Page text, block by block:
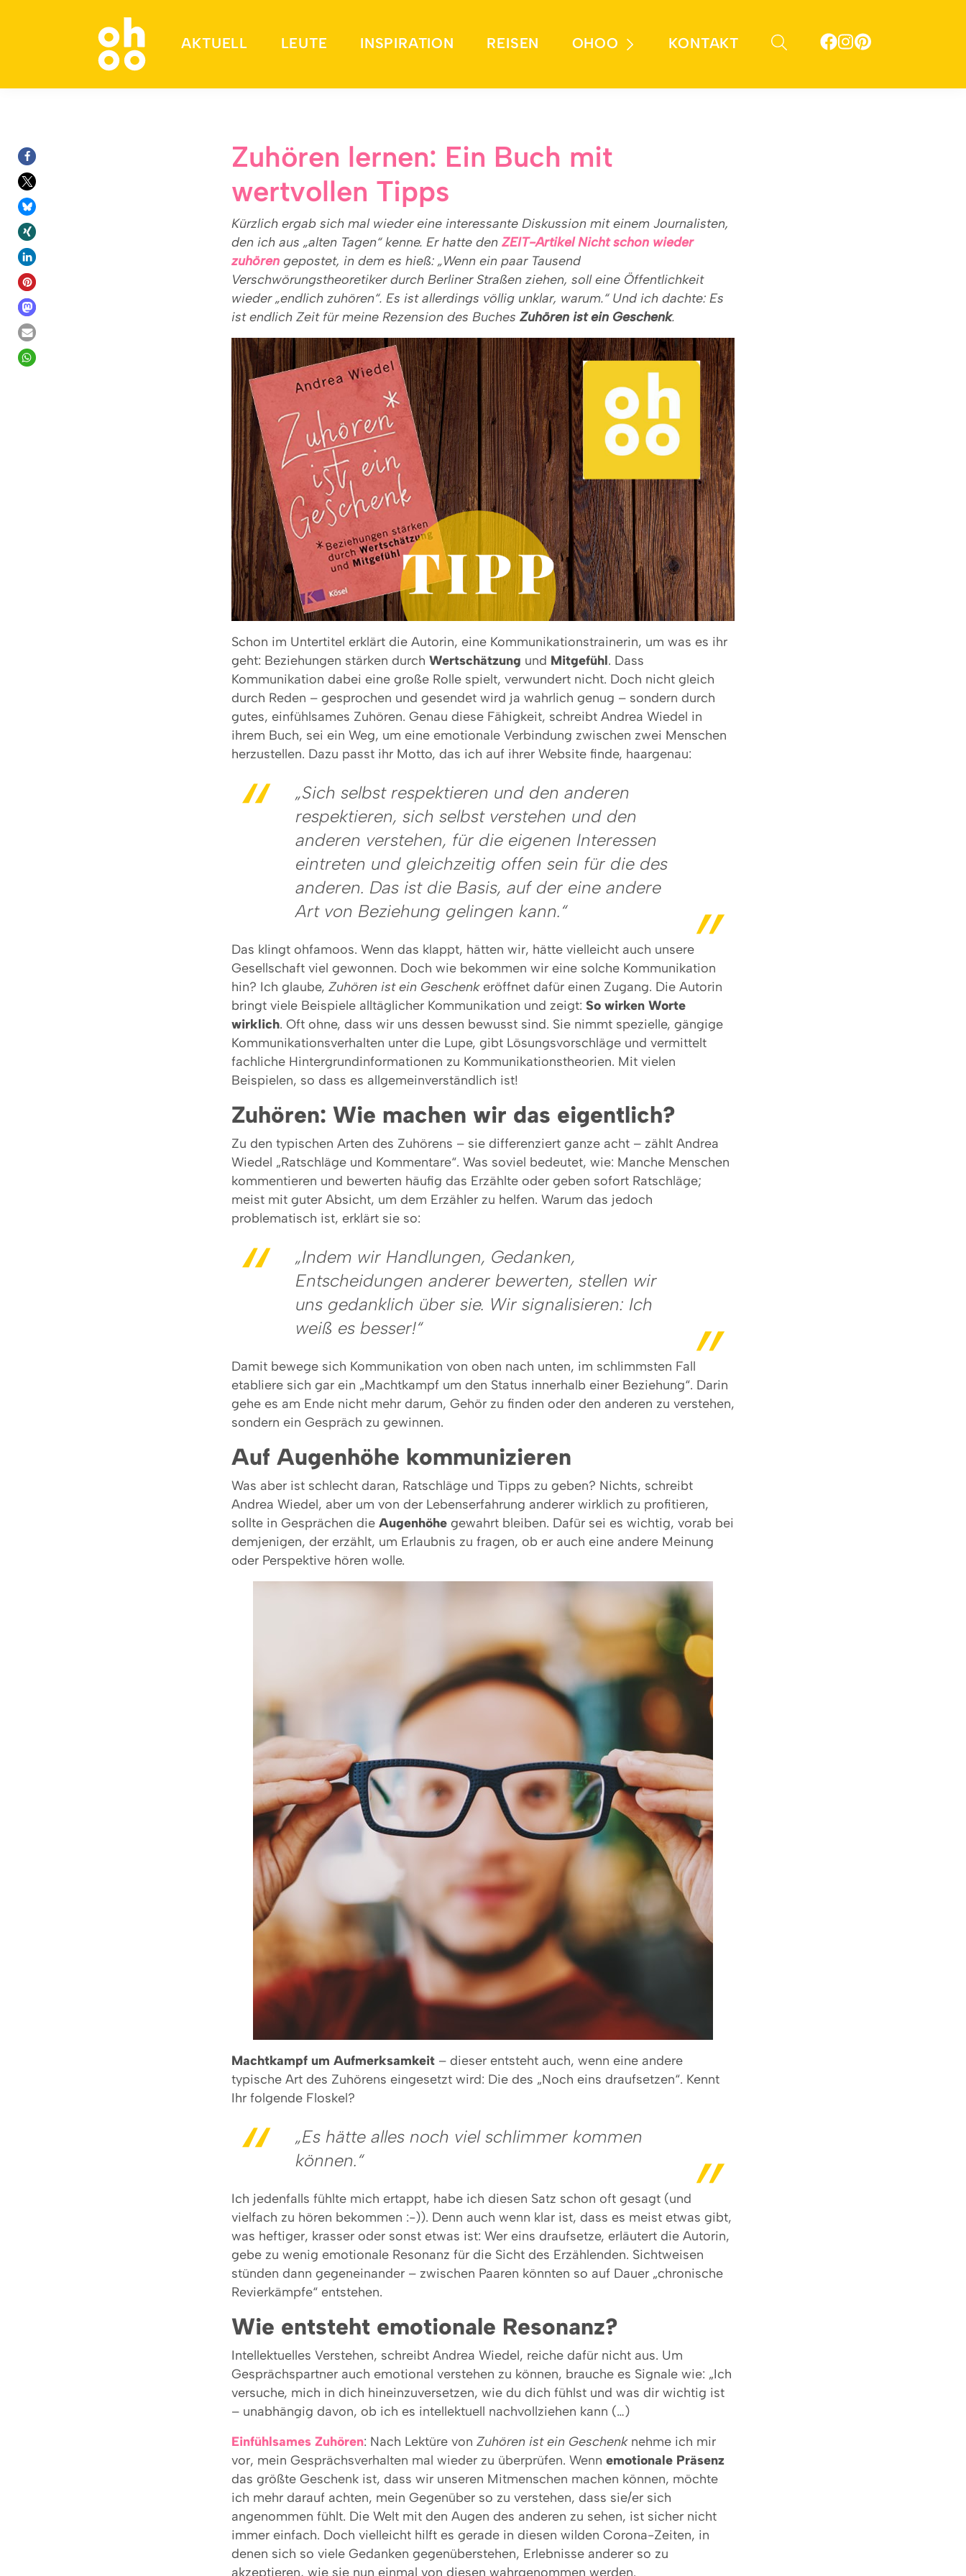
AKTUELL LEUTE INSPIRATION REISEN OHOO KONTAKT
Zuhören lernen: Ein Buch mit
wertvollen Tipps
Kürzlich ergab sich mal wieder eine interessante Diskussion mit einem Journalisten,
den ich aus „alten Tagen“ kenne. Er hatte den ZEIT-Artikel Nicht schon wieder
zuhören gepostet, in dem es hieß: „Wenn ein paar Tausend
Verschwörungstheoretiker durch Berliner Straßen ziehen, soll eine Öffentlichkeit
wieder „endlich zuhören“. Es ist allerdings völlig unklar, warum.“ Und ich dachte: Es
ist endlich Zeit für meine Rezension des Buches Zuhören ist ein Geschenk.
Schon im Untertitel erklärt die Autorin, eine Kommunikationstrainerin, um was es ihr
geht: Beziehungen stärken durch Wertschätzung und Mitgefühl. Dass
Kommunikation dabei eine große Rolle spielt, verwundert nicht. Doch nicht gleich
durch Reden – gesprochen und gesendet wird ja wahrlich genug – sondern durch
gutes, einfühlsames Zuhören. Genau diese Fähigkeit, schreibt Andrea Wiedel in
ihrem Buch, sei ein Weg, um eine emotionale Verbindung zwischen zwei Menschen
herzustellen. Dazu passt ihr Motto, das ich auf ihrer Website finde, haargenau:
„Sich selbst respektieren und den anderen
respektieren, sich selbst verstehen und den
anderen verstehen, für die eigenen Interessen
eintreten und gleichzeitig offen sein für die des
anderen. Das ist die Basis, auf der eine andere
Art von Beziehung gelingen kann.“
Das klingt ohfamoos. Wenn das klappt, hätten wir, hätte vielleicht auch unsere
Gesellschaft viel gewonnen. Doch wie bekommen wir eine solche Kommunikation
hin? Ich glaube, Zuhören ist ein Geschenkeröffnet dafür einen Zugang. Die Autorin
bringt viele Beispiele alltäglicher Kommunikation und zeigt: So wirken Worte
wirklich. Oft ohne, dass wir uns dessen bewusst sind. Sie nimmt spezielle, gängige
Kommunikationsverhalten unter die Lupe, gibt Lösungsvorschläge und vermittelt
fachliche Hintergrundinformationen zu Kommunikationstheorien. Mit vielen
Beispielen, so dass es allgemeinverständlich ist!
Zuhören: Wie machen wir das eigentlich?
Zu den typischen Arten des Zuhörens – sie differenziert ganze acht – zählt Andrea
Wiedel „Ratschläge und Kommentare“. Was soviel bedeutet, wie: Manche Menschen
kommentieren und bewerten häufig das Erzählte oder geben sofort Ratschläge;
meist mit guter Absicht, um dem Erzähler zu helfen. Warum das jedoch
problematisch ist, erklärt sie so:
„Indem wir Handlungen, Gedanken,
Entscheidungen anderer bewerten, stellen wir
uns gedanklich über sie. Wir signalisieren: Ich
weiß es besser!“
Damit bewege sich Kommunikation von oben nach unten, im schlimmsten Fall
etabliere sich gar ein „Machtkampf um den Status innerhalb einer Beziehung“. Darin
gehe es am Ende nicht mehr darum, Gehör zu finden oder den anderen zu verstehen,
sondern ein Gespräch zu gewinnen.
Auf Augenhöhe kommunizieren
Was aber ist schlecht daran, Ratschläge und Tipps zu geben? Nichts, schreibt
Andrea Wiedel, aber um von der Lebenserfahrung anderer wirklich zu profitieren,
sollte in Gesprächen die Augenhöhe gewahrt bleiben. Dafür sei es wichtig, vorab bei
demjenigen, der erzählt, um Erlaubnis zu fragen, ob er auch eine andere Meinung
oder Perspektive hören wolle.
Machtkampf um Aufmerksamkeit – dieser entsteht auch, wenn eine andere
typische Art des Zuhörens eingesetzt wird: Die des „Noch eins draufsetzen“. Kennt
Ihr folgende Floskel?
„Es hätte alles noch viel schlimmer kommen
können.“
Ich jedenfalls fühlte mich ertappt, habe ich diesen Satz schon oft gesagt (und
vielfach zu hören bekommen :-)). Denn auch wenn klar ist, dass es meist etwas gibt,
was heftiger, krasser oder sonst etwas ist: Wer eins draufsetze, erläutert die Autorin,
gebe zu wenig emotionale Resonanz für die Sicht des Erzählenden. Sichtweisen
stünden dann gegeneinander – zwischen Paaren könnten so auf Dauer „chronische
Revierkämpfe“ entstehen.
Wie entsteht emotionale Resonanz?
Intellektuelles Verstehen, schreibt Andrea Wiedel, reiche dafür nicht aus. Um
Gesprächspartner auch emotional verstehen zu können, brauche es Signale wie: „Ich
versuche, mich in dich hineinzuversetzen, wie du dich fühlst und was dir wichtig ist
– unabhängig davon, ob ich es intellektuell nachvollziehen kann (…)
Einfühlsames Zuhören: Nach Lektüre von Zuhören ist ein Geschenk nehme ich mir
vor, mein Gesprächsverhalten mal wieder zu überprüfen. Wenn emotionale Präsenz
das größte Geschenk ist, dass wir unseren Mitmenschen machen können, möchte
ich mehr darauf achten, mein Gegenüber so zu verstehen, dass sie/er sich
angenommen fühlt. Die Welt mit den Augen des anderen zu sehen, ist sicher nicht
immer einfach. Doch vielleicht hilft es gerade in diesen wilden Corona-Zeiten, in
denen sich so viele Gedanken gegenüberstehen, Erlebnisse anderer so zu
akzeptieren, wie sie nun einmal von diesen wahrgenommen werden.